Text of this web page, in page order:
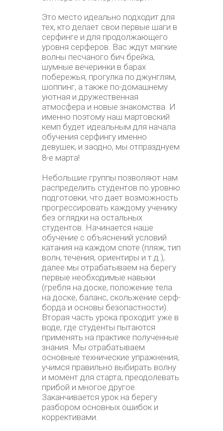
Это место идеально подходит для
тех, кто делает свои первые шаги в
серфинге и для продолжающего
уровня серферов. Вас ждут мягкие
волны песчаного бич брейка,
шумные вечеринки в барах
побережья, прогулка по джунглям,
шоппинг, а также по-домашнему
уютная и дружественная
атмосфера и новые знакомства. И
именно поэтому наш мартовский
кемп будет идеальным для начала
обучения серфингу именно
девушек, и заодно, мы отпразднуем
8-е марта!
Небольшие группы позволяют нам
распределить студентов по уровню
подготовки, что дает возможность
прогрессировать каждому ученику
без оглядки на остальных
студентов. Начинается наше
обучение с объяснений условий
катания на каждом споте (пляж, тип
волн, течения, ориентиры и т.д.),
далее мы отрабатываем на берегу
первые необходимые навыки
(гребля на доске, положение тела
на доске, баланс, скольжение серф-
борда и основы безопастности).
Вторая часть урока проходит уже в
воде, где студенты пытаются
применять на практике полученные
знания. Мы отрабатываем
основные технические упражнения,
учимся правильно выбирать волну
и момент для старта, преодолевать
прибой и многое другое.
Заканчивается урок на берегу
разбором основных ошибок и
коррективами.